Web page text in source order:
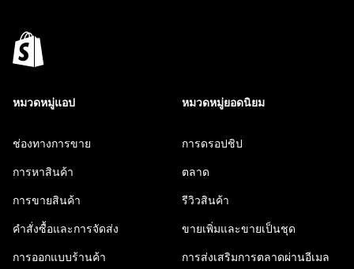
หมวดหมู่แอป
ช่องทางการขาย
การหาสินค้า
การขายสินค้า
คำสั่งซื้อและการจัดส่ง
การออกแบบร้านค้า
หมวดหมู่ยอดนิยม
การดรอปชิป
ตลาด
รีวิวสินค้า
ขายเพิ่มและขายเป็นชุด
การส่งเสริมการตลาดผ่านอีเมล